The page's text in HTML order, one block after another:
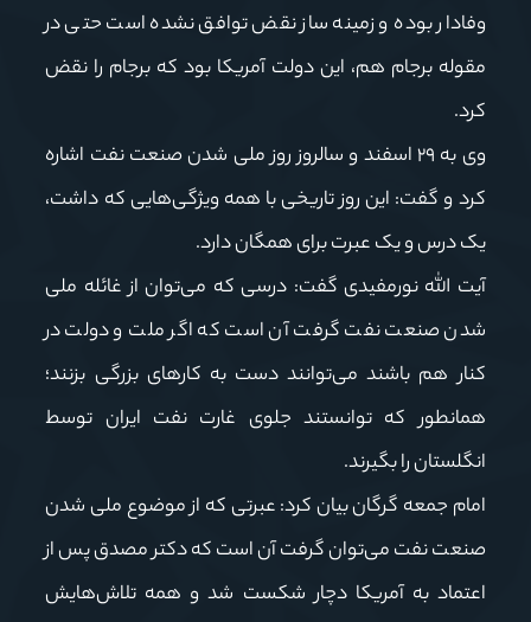
وفادار بوده و زمینه ساز نقض توافق نشده است حتی در
مقوله برجام هم، این دولت آمریکا بود که برجام را نقض
کرد.
وی به ۲۹ اسفند و سالروز روز ملی شدن صنعت نفت اشاره
کرد و گفت: این روز تاریخی با همه ویژگی‌هایی که داشت،
یک درس و یک عبرت برای همگان دارد.
آیت الله نورمفیدی گفت: درسی که می‌توان از غائله ملی
شدن صنعت نفت گرفت آن است که اگر ملت و دولت در
کنار هم باشند می‌توانند دست به کارهای بزرگی بزنند؛
همانطور که توانستند جلوی غارت نفت ایران توسط
انگلستان را بگیرند.
امام جمعه گرگان بیان کرد: عبرتی که از موضوع ملی شدن
صنعت نفت می‌توان گرفت آن است که دکتر مصدق پس از
اعتماد به آمریکا دچار شکست شد و همه تلاش‌هایش